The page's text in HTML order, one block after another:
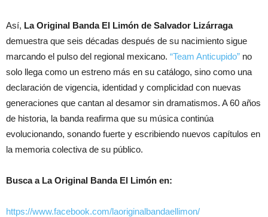
Así, La Original Banda El Limón de Salvador Lizárraga
demuestra que seis décadas después de su nacimiento sigue
marcando el pulso del regional mexicano. “Team Anticupido” no
solo llega como un estreno más en su catálogo, sino como una
declaración de vigencia, identidad y complicidad con nuevas
generaciones que cantan al desamor sin dramatismos. A 60 años
de historia, la banda reafirma que su música continúa
evolucionando, sonando fuerte y escribiendo nuevos capítulos en
la memoria colectiva de su público.
Busca a La Original Banda El Limón en:
https://www.facebook.com/laoriginalbandaellimon/